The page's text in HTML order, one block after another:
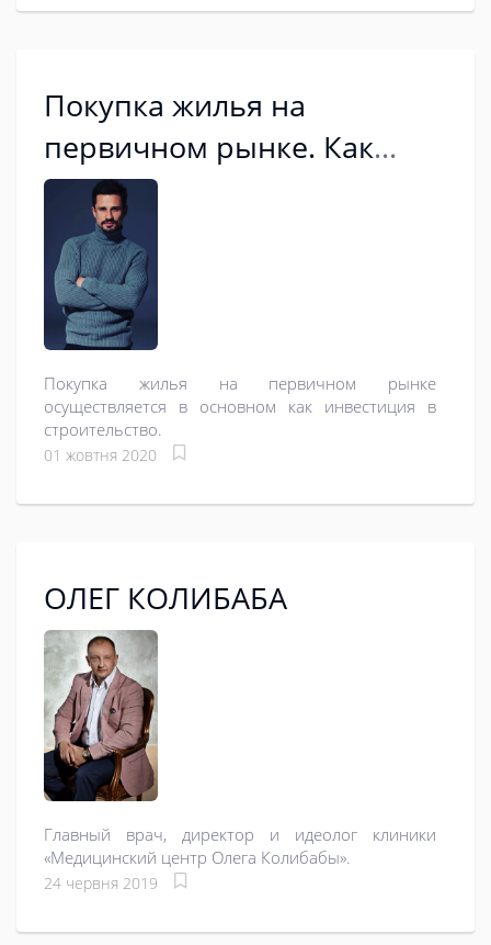
Покупка жилья на
первичном рынке. Как
нивелировать риски?
Покупка жилья на первичном рынке
осуществляется в основном как инвестиция в
строительство.
01 жовтня 2020
ОЛЕГ КОЛИБАБА
Главный врач, директор и идеолог клиники
«Медицинский центр Олега Колибабы».
24 червня 2019